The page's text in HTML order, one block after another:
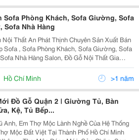
Sofa Phòng Khách, Sofa Giường, Sofa
Sofa Nhà Hàng
Nội Thất An Phát Thịnh Chuyên Sản Xuất Bán
Sofa , Sofa Phòng Khách, Sofa Giường, Sofa
Nhà Hàng Salon, Đồ Gỗ Nội Thất Gia
Phòng: Giường Ngủ, Tủ Áo, Kệ Tivi, Kệ Bếp,
Làm Việc,...Ghế Nhà Hàng, Cafe,
Hồ Chí Minh >1 năm
Đồ Gỗ Quận 2 | Giường Tủ, Bàn
Kệ, Tủ Bếp...
Anh, Em Thợ Mộc Lành Nghề Của Hệ Thống
Mộc Đất Việt Tại Thành Phố Hồ Chí Minh